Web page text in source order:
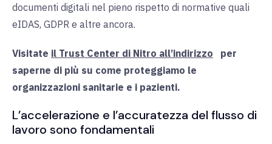
documenti digitali nel pieno rispetto di normative quali
eIDAS, GDPR e altre ancora.
Visitate il Trust Center di Nitro all’indirizzo
per
saperne di più su come proteggiamo le
organizzazioni sanitarie e i pazienti.
L’accelerazione e l’accuratezza del flusso di
lavoro sono fondamentali